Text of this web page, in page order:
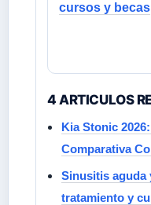
cursos y becas
4 ARTICULOS
Kia Stonic
Comparativa
Sinusitis aguda
tratamiento y